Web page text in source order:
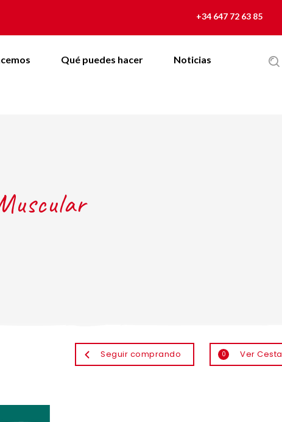
+34 647 72 63 85
Qué puedes hacer Noticias
Seguir comprando 0 Ver Cesta